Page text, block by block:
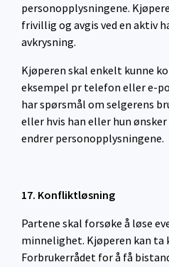
personopplysningene.
frivillig og avgis ved en aktiv
avkrysning.
Kjøperen skal enkelt kunne
eksempel pr telefon eller e-
har spørsmål om selgerens
eller hvis han eller hun
endrer personopplysningene.
17. Konfliktløsning
Partene skal forsøke å løse
minnelighet. Kjøperen kan ta
Forbrukerrådet for å få